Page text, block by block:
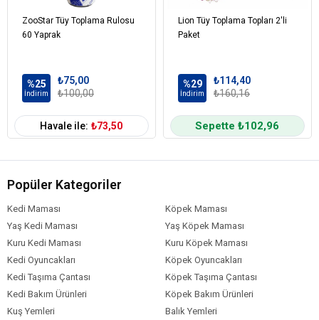
ZooStar Tüy Toplama Rulosu
60 Yaprak
%25
İndirim
₺75,00
₺100,00
Havale ile: ₺73,50
Lion Tüy Toplama Topları 2'li
Paket
%29
İndirim
₺114,40
₺160,16
Sepette ₺102,96
Popüler Kategoriler
Kedi Maması
Köpek Maması
Yaş Kedi Maması
Yaş Köpek Maması
Kuru Kedi Maması
Kuru Köpek Maması
Kedi Oyuncakları
Köpek Oyuncakları
Kedi Taşıma Çantası
Köpek Taşıma Çantası
Kedi Bakım Ürünleri
Köpek Bakım Ürünleri
Kuş Yemleri
Balık Yemleri